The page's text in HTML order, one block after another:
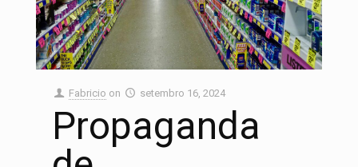
Fabricio on setembro 16, 2024
Propaganda